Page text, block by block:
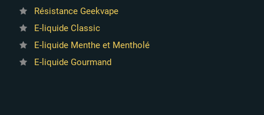
Résistance Geekvape
E-liquide Classic
E-liquide Menthe et Mentholé
E-liquide Gourmand